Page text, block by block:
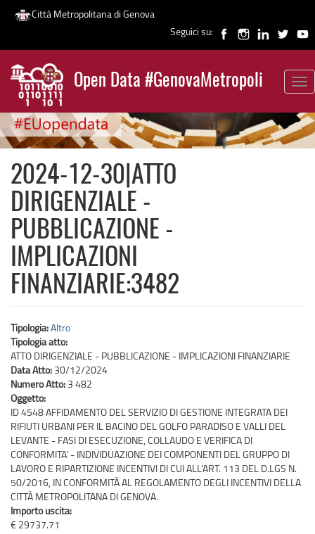
Salta
contenuto
principale
Città Metropolitana di Genova
Seguici su:
Open Data #GenovaMetropoli
News
2024-12-30|ATTO
DIRIGENZIALE -
PUBBLICAZIONE -
IMPLICAZIONI
FINANZIARIE:3482
Tipologia:Altro
Tipologia atto:
ATTO DIRIGENZIALE - PUBBLICAZIONE - IMPLICAZIONI FINANZIARIE
Data Atto: 30/12/2024
Numero Atto: 3 482
Oggetto:
ID 4548 AFFIDAMENTO DEL SERVIZIO DI GESTIONE INTEGRATA DEI
RIFIUTI URBANI PER IL BACINO DEL GOLFO PARADISO E VALLI DEL
LEVANTE - FASI DI ESECUZIONE, COLLAUDO E VERIFICA DI
CONFORMITA' - INDIVIDUAZIONE DEI COMPONENTI DEL GRUPPO DI
LAVORO E RIPARTIZIONE INCENTIVI DI CUI ALL'ART. 113 DEL D.LGS N.
50/2016, IN CONFORMITÀ AL REGOLAMENTO DEGLI INCENTIVI DELLA
CITTÀ METROPOLITANA DI GENOVA.
Importo uscita:
€ 29737.71